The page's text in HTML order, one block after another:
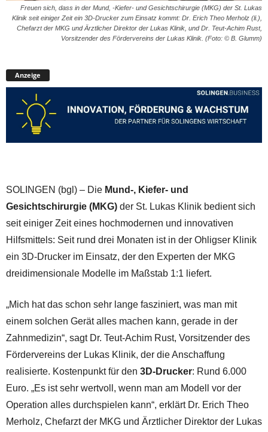
Freuen sich, dass in der Mund, -Kiefer- und Gesichtschirurgie (MKG) der St. Lukas
Klinik seit einiger Zeit ein 3D-Drucker zum Einsatz kommt: Dr. Erich Theo Merholz (li.),
Chefarzt der MKG und Ärztlicher Direktor der Lukas Klinik, und Dr. Teut-Achim Rust,
Vorsitzender des Fördervereins der Lukas Klinik. (Foto: © B. Glumm)
Anzeige
SOLINGEN (bgl) – Die Mund-, Kiefer- und
Gesichtschirurgie (MKG) der St. Lukas Klinik bedient sich
seit einiger Zeit eines hochmodernen und innovativen
Hilfsmittels: Seit rund drei Monaten ist in der Ohligser Klinik
ein 3D-Drucker im Einsatz, der den Experten der MKG
dreidimensionale Modelle im Maßstab 1:1 liefert.
„Mich hat das schon sehr lange fasziniert, was man mit
einem solchen Gerät alles machen kann, gerade in der
Zahnmedizin“, sagt Dr. Teut-Achim Rust, Vorsitzender des
Fördervereins der Lukas Klinik, der die Anschaffung
realisierte. Kostenpunkt für den 3D-Drucker: Rund 6.000
Euro. „Es ist sehr wertvoll, wenn man am Modell vor der
Operation alles durchspielen kann“, erklärt Dr. Erich Theo
Merholz, Chefarzt der MKG und Ärztlicher Direktor der Lukas